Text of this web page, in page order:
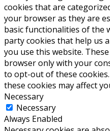
cookies that are
your browser as they are
basic functionalities of the
party cookies that help us
you use this website.
browser only with your
to opt-out of these
these cookies may affect
Necessary
Necessary
Always Enabled